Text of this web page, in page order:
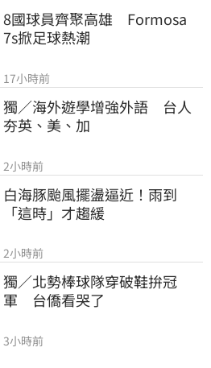
8國球員齊聚高雄　Formosa
7s掀足球熱潮
17小時前
獨／海外遊學增強外語　台人
夯英、美、加
2小時前
白海豚颱風擺盪逼近！雨到
「這時」才趨緩
2小時前
獨／北勢棒球隊穿破鞋拚冠
軍　台僑看哭了
3小時前